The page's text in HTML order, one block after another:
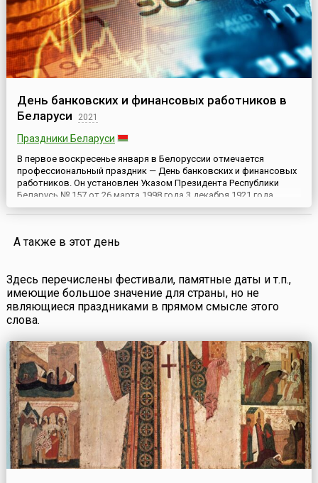
День банковских и финансовых работников в
Беларуси
2021
Праздники Беларуси
В первое воскресенье января в Белоруссии отмечается
профессиональный праздник — День банковских и финансовых
работников. Он установлен Указом Президента Республики
Беларусь № 157 от 26 марта 1998 года.3 декабря 1921 года
Совет Народных Комиссаров Белорусской Советской
банка. При этом ф...
А также в этот день
Здесь перечислены фестивали, памятные даты и т.п.,
имеющие большое значение для страны, но не
являющиеся праздниками в прямом смысле этого
слова.